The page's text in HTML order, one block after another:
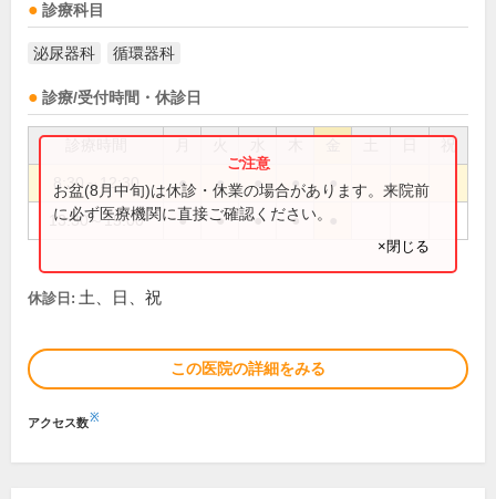
診療科目
泌尿器科 循環器科
診療/受付時間・休診日
祝
8:30～12:30 ● ● ● ● ●
13:30～15:00 ● ● ● ●
お盆(8月中旬)は休診・休業の場合があります。来院前
に必ず医療機関に直接ご確認ください。
×閉じる
休診日: 土、日、祝
この医院の詳細をみる
アクセス数※